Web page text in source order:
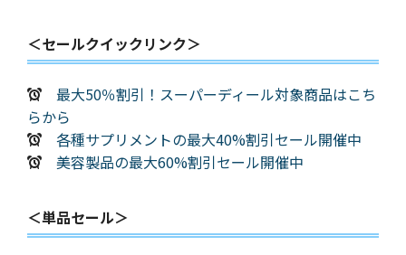
＜セールクイックリンク＞
最大50％割引！スーパーディール対象商品はこち
らから
各種サプリメントの最大40%割引セール開催中
美容製品の最大60%割引セール開催中
＜単品セール＞